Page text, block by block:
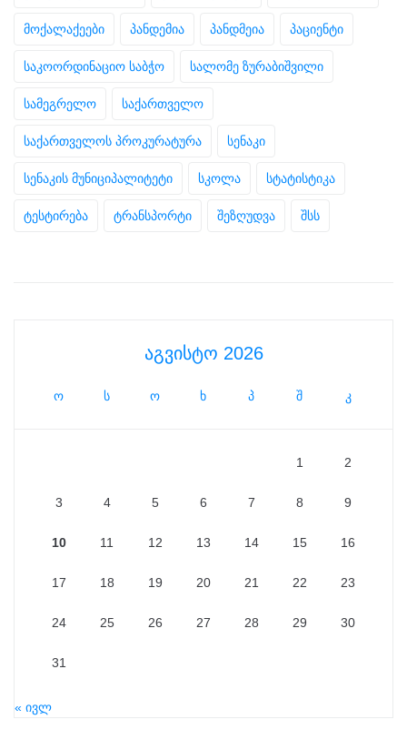
მოქალაქეები პანდემია პანდმეია პაციენტი
საკოორდინაციო საბჭო სალომე ზურაბიშვილი
სამეგრელო საქართველო
საქართველოს პროკურატურა სენაკი
სენაკის მუნიციპალიტეტი სკოლა სტატისტიკა
ტესტირება ტრანსპორტი შეზღუდვა შსს
აგვისტო 2026
ო ს ო ხ პ შ კ
1 2
3 4 5 6 7 8 9
10 11 12 13 14 15 16
17 18 19 20 21 22 23
24 25 26 27 28 29 30
31
« ივლ